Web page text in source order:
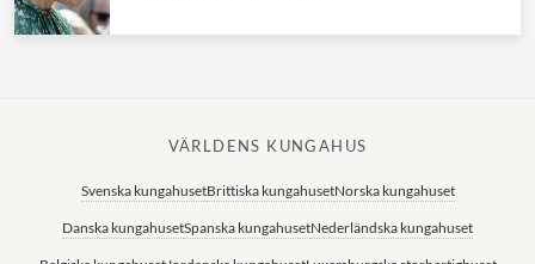
VÄRLDENS KUNGAHUS
Svenska kungahusetBrittiska kungahusetNorska kungahuset
Danska kungahusetSpanska kungahusetNederländska kungahuset